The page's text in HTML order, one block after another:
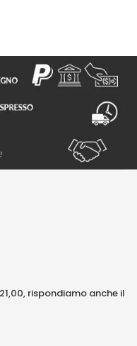
rispondiamo anche il